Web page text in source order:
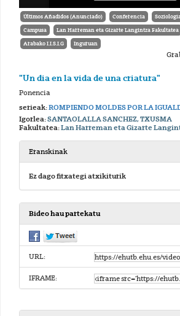
Últimos Añadidos (Anunciado) Conferencia
Campusa Lan Harreman eta Gizarte Langintza Fakultatea
Arabako I.I.S.I.G Inguruan
"Un dia en la vida de una criatura"
Ponencia
serieak:ROMPIENDO MOLDES POR LA
Igorlea:SANTAOLALLA SANCHEZ, TXUSMA
Fakultatea:Lan Harreman eta Gizarte
Eranskinak
Ez dago fitxategi atxikiturik
Bideo hau partekatu
URL:
IFRAME: